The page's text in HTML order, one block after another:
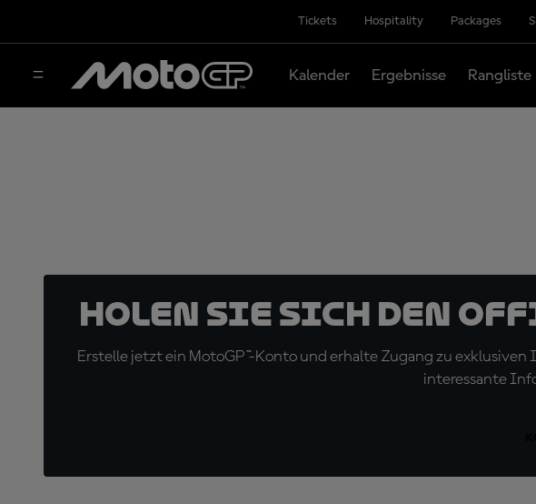
Tickets Hospitality Packages
Kalender Ergebnisse Rangliste
Holen Sie sich den
Erstelle jetzt ein MotoGP™-Konto und erhalte Zugang zu
interessante